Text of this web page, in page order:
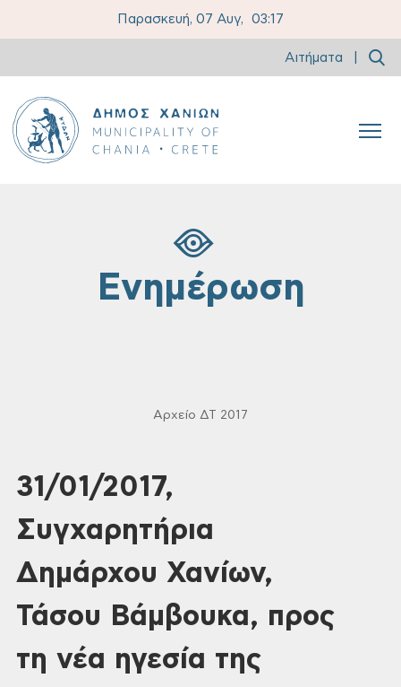
Παρασκευή, 07 Αυγ, 03:17
Αιτήματα
Ενημέρωση
Αρχείο ΔΤ 2017
31/01/2017,
Συγχαρητήρια
Δημάρχου Χανίων,
Τάσου Βάμβουκα, προς
τη νέα ηγεσία της